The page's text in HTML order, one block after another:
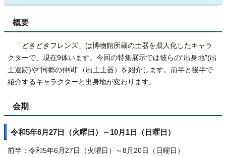
概要
「どきどきフレンズ」は博物館所蔵の土器を擬人化したキャラ
クターで、現在9体います。今回の特集展示では彼らの“出身地”(出
土遺跡)や“同郷の仲間”（出土土器）を紹介します。前半と後半で
紹介するキャラクターと出身地が変わります。
会期
令和5年6月27日（火曜日）～10月1日（日曜日）
前半：令和5年6月27日（火曜日）～8月20日（日曜日）